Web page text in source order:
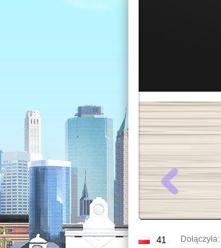
41 Dołączyła: